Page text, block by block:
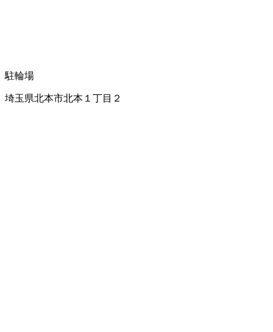
駐輪場
埼玉県北本市北本１丁目２